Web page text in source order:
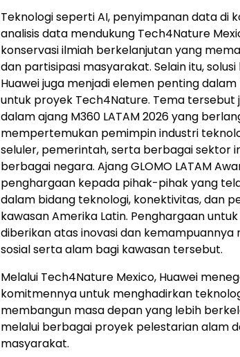
Teknologi seperti AI, penyimpanan data di
analisis data mendukung Tech4Nature
konservasi ilmiah berkelanjutan yang
dan partisipasi masyarakat. Selain itu,
Huawei juga menjadi elemen penting
untuk proyek Tech4Nature. Tema tersebut
dalam ajang M360 LATAM 2026 yang
mempertemukan pemimpin industri
seluler, pemerintah, serta berbagai sektor
berbagai negara. Ajang GLOMO LATAM
penghargaan kepada pihak-pihak yang
dalam bidang teknologi, konektivitas, dan
kawasan Amerika Latin. Penghargaan
diberikan atas inovasi dan
sosial serta alam bagi kawasan tersebut.
Melalui Tech4Nature Mexico, Huawei
komitmennya untuk menghadirkan
membangun masa depan yang lebih
melalui berbagai proyek pelestarian alam
masyarakat.